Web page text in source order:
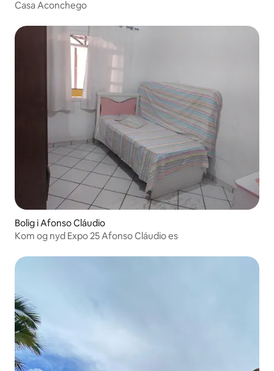
Casa Aconchego
Bolig i Afonso Cláudio
Kom og nyd Expo 25 Afonso Cláudio es